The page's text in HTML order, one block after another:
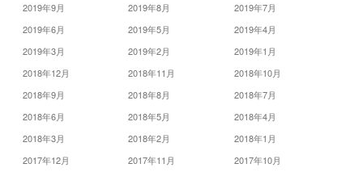
2019年9月
2019年8月
2019年7月
2019年6月
2019年5月
2019年4月
2019年3月
2019年2月
2019年1月
2018年12月
2018年11月
2018年10月
2018年9月
2018年8月
2018年7月
2018年6月
2018年5月
2018年4月
2018年3月
2018年2月
2018年1月
2017年12月
2017年11月
2017年10月